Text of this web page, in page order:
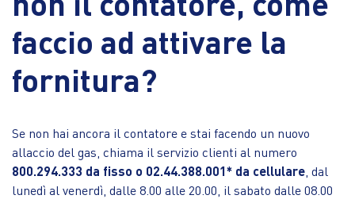
faccio ad attivare la
fornitura?
Se non hai ancora il contatore e stai facendo un nuovo
allaccio del gas, chiama il servizio clienti al numero
800.294.333 da fisso o 02.44.388.001* da cellulare , dal
lunedì al venerdì, dalle 8.00 alle 20.00, il sabato dalle 08.00